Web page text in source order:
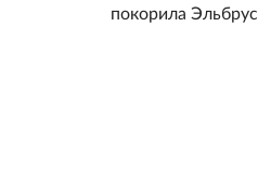
покорила Эльбрус